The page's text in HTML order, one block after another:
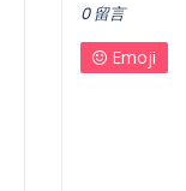
0 留言
Emoji